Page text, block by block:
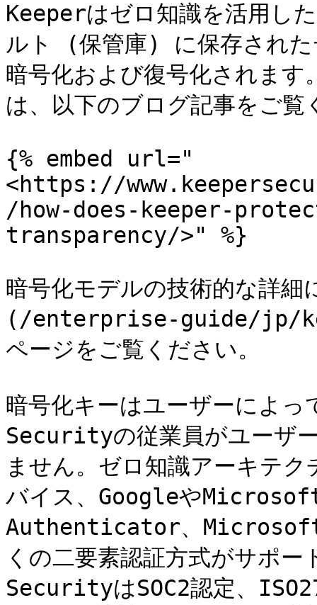
Keeperはゼロ知識を活用し
ルト (保管庫) に保存された
暗号化および復号化されま
は、以下のブログ記事をご覧
{% embed url="
<https://
/how-does-keeper-
transparency/>" %}
暗号化モデルの技術的な詳
(/enterprise-guide/jp/
ページをご覧ください。
暗号化キーはユーザーによ
Securityの従業員がユーザ
ません。ゼロ知識アーキテ
バイス、Googleや
Authenticator、
くの二要素認証方式がサポ
SecurityはSOC2認定、